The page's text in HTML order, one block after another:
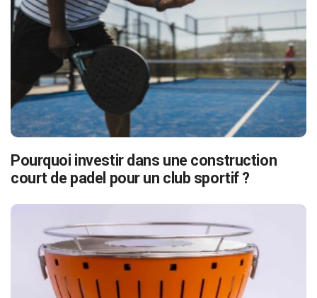
Pourquoi investir dans une construction
court de padel pour un club sportif ?